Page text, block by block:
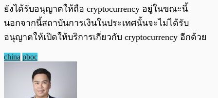
ยังได้รับอนุญาตให้ถือ cryptocurrency อยู่ในขณะนี้
นอกจากนี้สถาบันการเงินในประเทศนั้นจะไม่ได้รับ
อนุญาตให้เปิดให้บริการเกี่ยวกับ cryptocurrency อีกด้วย
china pboc